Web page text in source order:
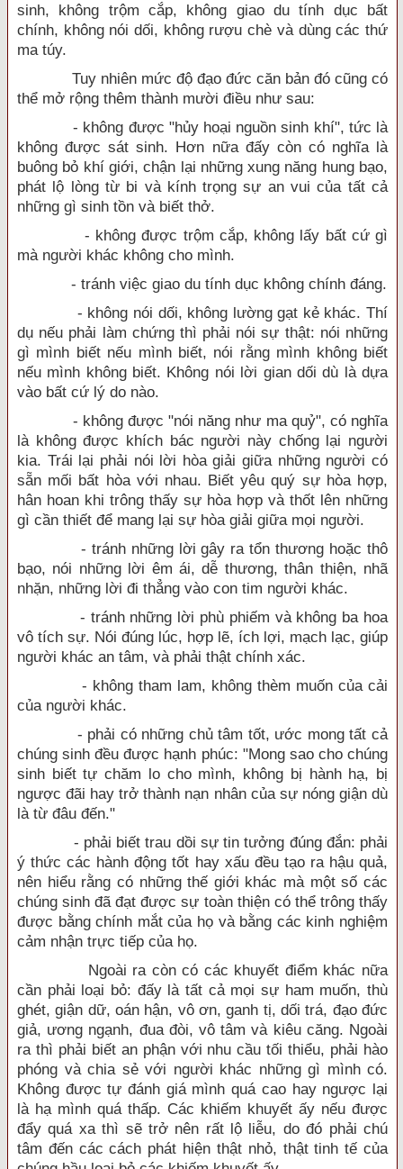
sinh, không trộm cắp, không giao du tính dục bất
chính, không nói dối, không rượu chè và dùng các thứ
ma túy.
Tuy nhiên mức độ đạo đức căn bản đó cũng có
thể mở rộng thêm thành mười điều như sau:
- không được "hủy hoại nguồn sinh khí", tức là
không được sát sinh. Hơn nữa đấy còn có nghĩa là
buông bỏ khí giới, chận lại những xung năng hung bạo,
phát lộ lòng từ bi và kính trọng sự an vui của tất cả
những gì sinh tồn và biết thở.
- không được trộm cắp, không lấy bất cứ gì
mà người khác không cho mình.
- tránh việc giao du tính dục không chính đáng.
- không nói dối, không lường gạt kẻ khác. Thí
dụ nếu phải làm chứng thì phải nói sự thật: nói những
gì mình biết nếu mình biết, nói rằng mình không biết
nếu mình không biết. Không nói lời gian dối dù là dựa
vào bất cứ lý do nào.
- không được "nói năng như ma quỷ", có nghĩa
là không được khích bác người này chống lại người
kia. Trái lại phải nói lời hòa giải giữa những người có
sẵn mối bất hòa với nhau. Biết yêu quý sự hòa hợp,
hân hoan khi trông thấy sự hòa hợp và thốt lên những
gì cần thiết để mang lại sự hòa giải giữa mọi người.
- tránh những lời gây ra tổn thương hoặc thô
bạo, nói những lời êm ái, dễ thương, thân thiện, nhã
nhặn, những lời đi thẳng vào con tim người khác.
- tránh những lời phù phiếm và không ba hoa
vô tích sự. Nói đúng lúc, hợp lẽ, ích lợi, mạch lạc, giúp
người khác an tâm, và phải thật chính xác.
- không tham lam, không thèm muốn của cải
của người khác.
- phải có những chủ tâm tốt, ước mong tất cả
chúng sinh đều được hạnh phúc: "Mong sao cho chúng
sinh biết tự chăm lo cho mình, không bị hành hạ, bị
ngược đãi hay trở thành nạn nhân của sự nóng giận dù
là từ đâu đến."
- phải biết trau dồi sự tin tưởng đúng đắn: phải
ý thức các hành động tốt hay xấu đều tạo ra hậu quả,
nên hiểu rằng có những thế giới khác mà một số các
chúng sinh đã đạt được sự toàn thiện có thể trông thấy
được bằng chính mắt của họ và bằng các kinh nghiệm
cảm nhận trực tiếp của họ.
Ngoài ra còn có các khuyết điểm khác nữa
cần phải loại bỏ: đấy là tất cả mọi sự ham muốn, thù
ghét, giận dữ, oán hận, vô ơn, ganh tị, dối trá, đạo đức
giả, ương ngạnh, đua đòi, vô tâm và kiêu căng. Ngoài
ra thì phải biết an phận với nhu cầu tối thiểu, phải hào
phóng và chia sẻ với người khác những gì mình có.
Không được tự đánh giá mình quá cao hay ngược lại
là hạ mình quá thấp. Các khiếm khuyết ấy nếu được
đẩy quá xa thì sẽ trở nên rất lộ liễu, do đó phải chú
tâm đến các cách phát hiện thật nhỏ, thật tinh tế của